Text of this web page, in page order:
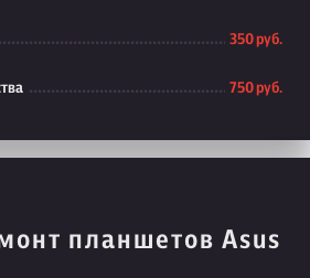
350 руб.
750 руб.
планшетов Asus